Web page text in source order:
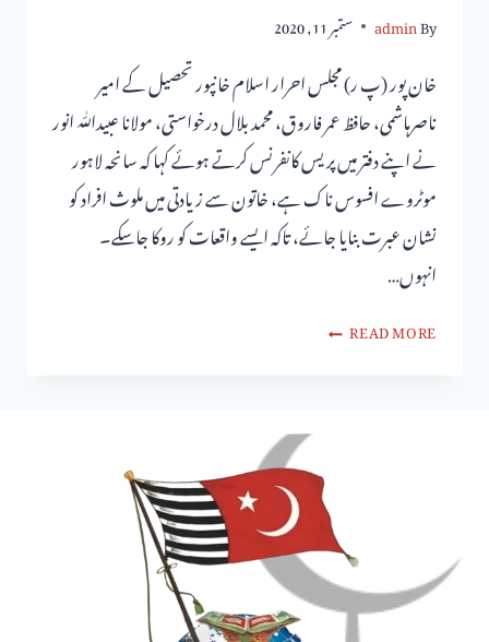
By
admin ستمبر 11, 2020
خان پور (پ ر) مجلس احرار اسلام خانپور تحصیل کے امیر
ناصرہاشمی، حافظ عمر فاروق، محمد بلال درخواستی، مولانا عبیداللّٰه انور
نے اپنے دفتر میں پریس کانفرنس کرتے ہوئے کہا کہ سانحہ لاہور
موٹروے افسوس ناک ہے، خاتون سے زیادتی میں ملوث افراد کو
نشان عبرت بنایا جائے، تاکہ ایسے واقعات کو روکا جاسکے۔
انہوں…
READ MORE